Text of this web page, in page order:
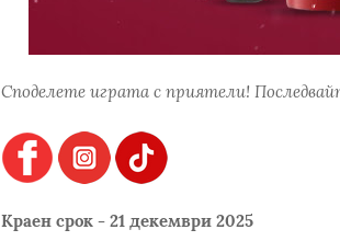
Споделете играта с приятели!
Краен срок - 21 декември 2025